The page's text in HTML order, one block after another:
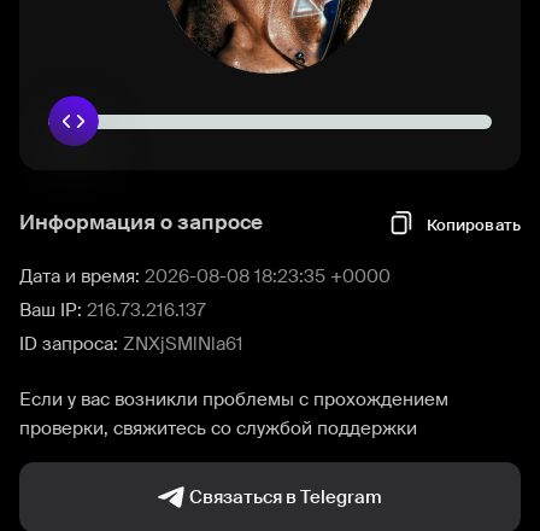
Информация о запросе Копировать
Дата и время: 2026-08-08 18:23:35 +0000
Ваш IP: 216.73.216.137
ID запроса: ZNXjSMlNla61
Если у вас возникли проблемы с прохождением
проверки, свяжитесь со службой поддержки
Связаться в Telegram